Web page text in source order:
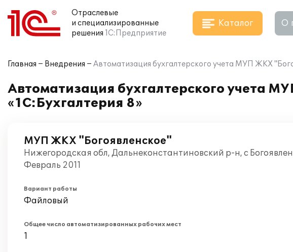
Отраслевые
и специализированные
решения 1С:Предприятие
Каталог О
Главная Внедрения Автоматизация бухгалтерского учета МУП ЖКХ
Автоматизация бухгалтерского учета
«1С:Бухгалтерия 8»
МУП ЖКХ "Богоявленское"
Нижегородская обл, Дальнеконстантиновский р-н, с
Февраль 2011
Вариант работы
Файловый
Общее число автоматизированных рабочих мест
1